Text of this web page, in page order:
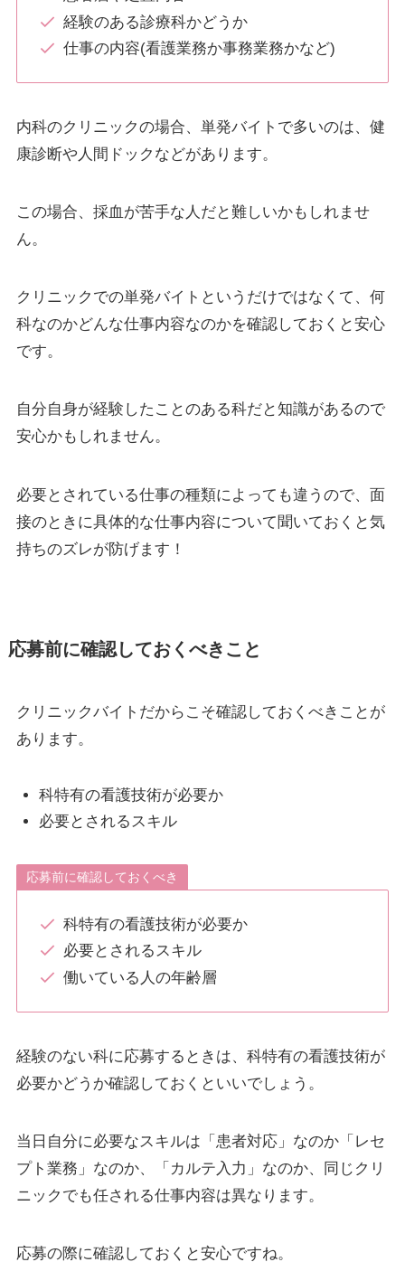
経験のある診療科かどうか
仕事の内容(看護業務か事務業務かなど)
内科のクリニックの場合、単発バイトで多いのは、健
康診断や人間ドックなどがあります。
この場合、採血が苦手な人だと難しいかもしれませ
ん。
クリニックでの単発バイトというだけではなくて、何
科なのかどんな仕事内容なのかを確認しておくと安心
です。
自分自身が経験したことのある科だと知識があるので
安心かもしれません。
必要とされている仕事の種類によっても違うので、面
接のときに具体的な仕事内容について聞いておくと気
持ちのズレが防げます！
応募前に確認しておくべきこと
クリニックバイトだからこそ確認しておくべきことが
あります。
科特有の看護技術が必要か
必要とされるスキル
応募前に確認しておくべき
科特有の看護技術が必要か
必要とされるスキル
働いている人の年齢層
経験のない科に応募するときは、科特有の看護技術が
必要かどうか確認しておくといいでしょう。
当日自分に必要なスキルは「患者対応」なのか「レセ
プト業務」なのか、「カルテ入力」なのか、同じクリ
ニックでも任される仕事内容は異なります。
応募の際に確認しておくと安心ですね。